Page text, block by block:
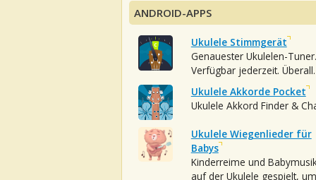
ANDROID-APPS
Ukulele Stimmgerät
Genauester Ukulelen-Tuner.
Verfügbar jederzeit. Überall.
Ukulele Akkorde Pocket
Ukulele Akkord Finder &
Ukulele Wiegenlieder für
Babys
Kinderreime und
auf der Ukulele gespielt, um